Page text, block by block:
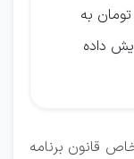
۴ میلیون تومان به
داده
قانون برنامه